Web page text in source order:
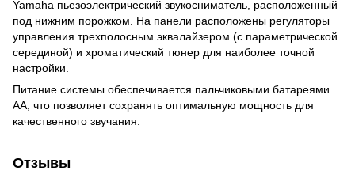
Yamaha пьезоэлектрический звукосниматель, расположенный
под нижним порожком. На панели расположены регуляторы
управления трехполосным эквалайзером (с параметрической
серединой) и хроматический тюнер для наиболее точной
настройки.
Питание системы обеспечивается пальчиковыми батареями
АА, что позволяет сохранять оптимальную мощность для
качественного звучания.
Отзывы